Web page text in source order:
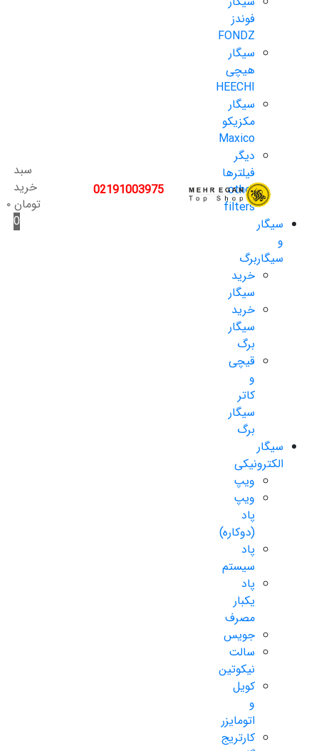
فوندز
FONDZ
سیگار
هیچی
HEECHI
سیگار
مکزیکو
Maxico
دیگر
فیلترها
other
filters
سیگار
و
سیگاربرگ
خرید
سیگار
خرید
سیگار
برگ
قیچی
و
کاتر
سیگار
برگ
سیگار
الکترونیکی
ویپ
ویپ
پاد
(دوکاره)
پاد
سیستم
پاد
یکبار
مصرف
جویس
سالت
نیکوتین
کویل
و
اتومایزر
کارتریج
02191003975
سبد
خرید
تومان۰
0